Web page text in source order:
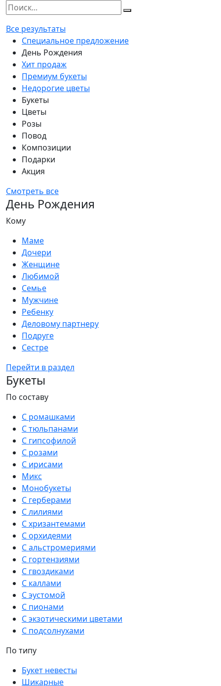
Все результаты
Специальное предложение
День Рождения
Хит продаж
Премиум букеты
Недорогие цветы
Букеты
Цветы
Розы
Повод
Композиции
Подарки
Акция
Смотреть все
День Рождения
Кому
Маме
Дочери
Женщине
Любимой
Семье
Мужчине
Ребенку
Деловому партнеру
Подруге
Сестре
Перейти в раздел
Букеты
По составу
С ромашками
С тюльпанами
С гипсофилой
С розами
С ирисами
Микс
Монобукеты
С герберами
С лилиями
С хризантемами
С орхидеями
С альстромериями
С гортензиями
С гвоздиками
С каллами
С эустомой
С пионами
С экзотическими цветами
С подсолнухами
По типу
Букет невесты
Шикарные